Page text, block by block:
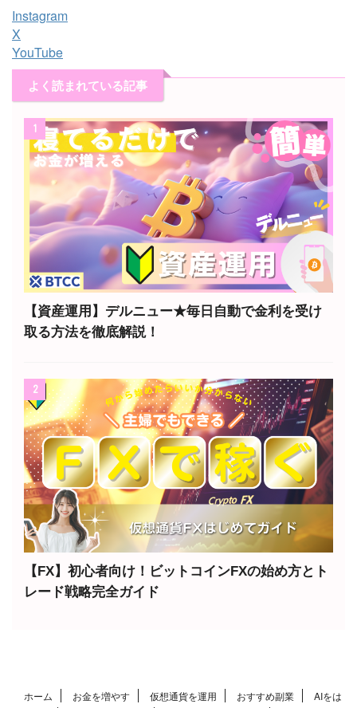
Instagram
X
YouTube
よく読まれている記事
1
【資産運用】デルニュー★毎日自動で金利を受け
取る方法を徹底解説！
2
【FX】初心者向け！ビットコインFXの始め方とト
レード戦略完全ガイド
ホーム お金を増やす 仮想通貨を運用 おすすめ副業
AIをは